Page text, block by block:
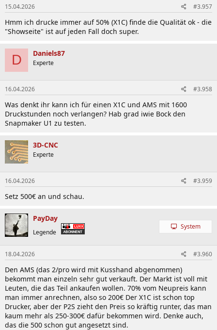
15.04.2026 #3.957
Hmm ich drucke immer auf 50% (X1C) finde die Qualität ok - die
"Showseite" ist auf jeden Fall doch super.
D Daniels87
Experte
16.04.2026 #3.958
Was denkt ihr kann ich für einen X1C und AMS mit 1600
Druckstunden noch verlangen? Hab grad iwie Bock den
Snapmaker U1 zu testen.
3D-CNC
Experte
16.04.2026 #3.959
Setz 500€ an und schau.
PayDay
Legende
System
18.04.2026 #3.960
Den AMS (das 2/pro wird mit Kusshand abgenommen)
bekommt man einzeln sehr gut verkauft. Der Markt ist voll mit
Leuten, die das Teil ankaufen wollen. 70% vom Neupreis kann
man immer anrechnen, also so 200€ Der X1C ist schon top
Drucker, aber der P2S zieht den Preis so kräftig runter, das man
kaum mehr als 250-300€ dafür bekommen wird. Denke auch,
das die 500 schon gut angesetzt sind.